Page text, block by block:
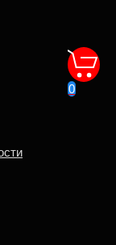
0
некогда? Наша
на дом домашние
Еда будет
гарниры "из-